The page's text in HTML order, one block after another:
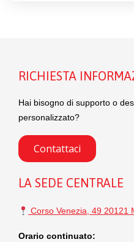
RICHIESTA
Hai bisogno di supporto o
personalizzato?
Contattaci
LA SEDE CENTRALE
Corso Venezia, 49 20121
Orario continuato: